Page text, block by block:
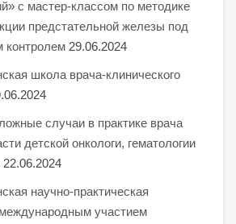
с мастер-классом по методике
предстательной железы под
контролем 29.06.2024
школа врача-клинического
случаи в практике врача
детской онкологи, гематологии
22.06.2024
научно-практическая
участием